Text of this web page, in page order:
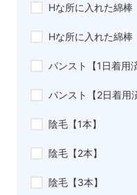
Hな所に入れた綿棒
Hな所に入れた綿棒
パンスト【1日着用
パンスト【2日着用
陰毛【1本】
陰毛【2本】
陰毛【3本】